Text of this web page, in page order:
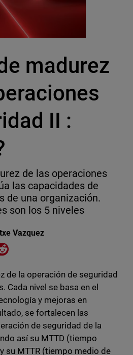
madurez
II :
de las operaciones
las capacidades de
de una organización.
son los 5 niveles
Vazquez
on X
Share on Reddit
de la operación de seguridad
Cada nivel se basa en el
y mejoras en
se fortalecen las
de seguridad de la
así su MTTD (tiempo
su MTTR (tiempo medio de